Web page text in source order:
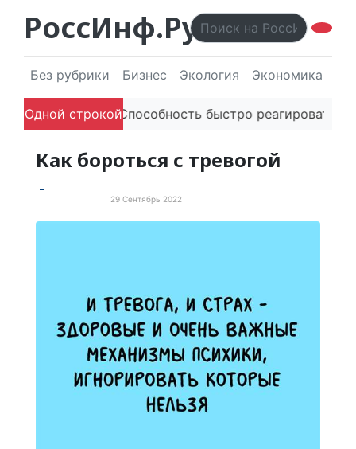
РоссИнф.Ру
Без рубрики Бизнес Экология Экономика
Одной строкой
в речи Способность быстро реагировать через
Как бороться с тревогой
29 Сентябрь 2022